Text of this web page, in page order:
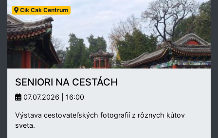
Cik Cak Centrum
SENIORI NA CESTÁCH
07.07.2026 | 16:00
Výstava cestovateľských fotografií z rôznych kútov
sveta.